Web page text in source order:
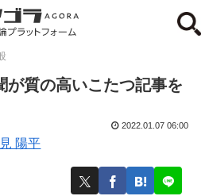
質の高いこたつ記事を
陽平
2022.01.07 06:00